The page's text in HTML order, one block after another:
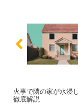
火事で隣の家が水浸
徹底解説